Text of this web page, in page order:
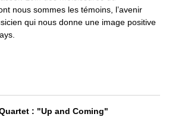
nous sommes les témoins, l’avenir
qui nous donne une image positive
: "Up and Coming"